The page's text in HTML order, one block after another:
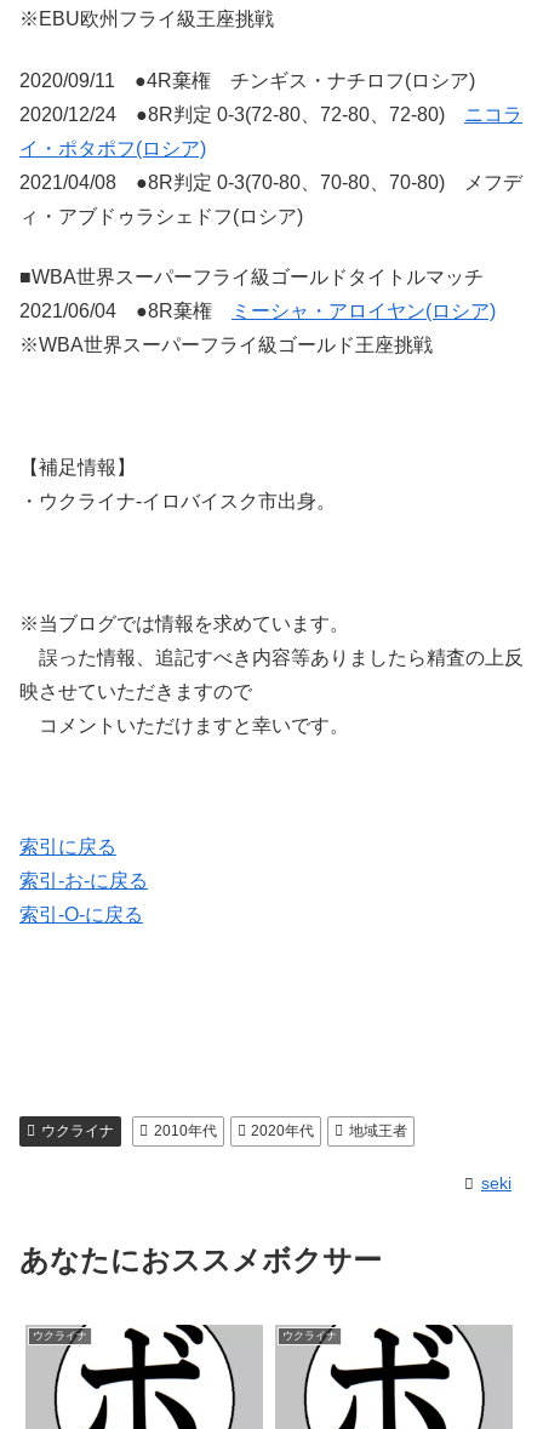
※EBU欧州フライ級王座挑戦
2020/09/11 ●4R棄権 チンギス・ナチロフ(ロシア)
2020/12/24 ●8R判定 0-3(72-80、72-80、72-80) ニコラ
イ・ポタポフ(ロシア)
2021/04/08 ●8R判定 0-3(70-80、70-80、70-80) メフデ
ィ・アブドゥラシェドフ(ロシア)
■WBA世界スーパーフライ級ゴールドタイトルマッチ
2021/06/04 ●8R棄権
ミーシャ・アロイヤン(ロシア)
※WBA世界スーパーフライ級ゴールド王座挑戦
【補足情報】
・ウクライナ-イロバイスク市出身。
※当ブログでは情報を求めています。
誤った情報、追記すべき内容等ありましたら精査の上反
映させていただきますので
コメントいただけますと幸いです。
索引に戻る
索引-お-に戻る
索引-O-に戻る
ウクライナ 2010年代 2020年代 地域王者
seki
あなたにおススメボクサー
ウクライナ ウクライナ